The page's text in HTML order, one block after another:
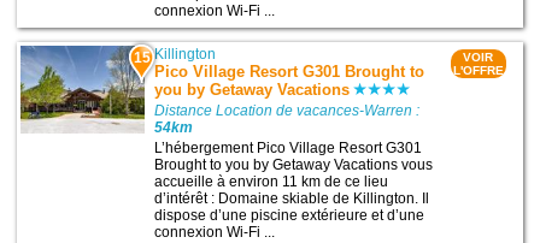
connexion Wi-Fi ...
15 Killington
Pico Village Resort G301 Brought to
you by Getaway Vacations
Distance Location de vacances-Warren :
54km
L’hébergement Pico Village Resort G301
Brought to you by Getaway Vacations vous
accueille à environ 11 km de ce lieu
d’intérêt : Domaine skiable de Killington. Il
dispose d’une piscine extérieure et d’une
connexion Wi-Fi ...
VOIR
L'OFFRE